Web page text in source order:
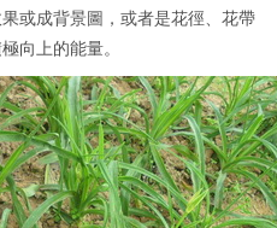
或成背景圖，或者是花徑、花帶
向上的能量。